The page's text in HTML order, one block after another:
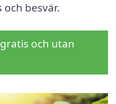
besvär.
och utan